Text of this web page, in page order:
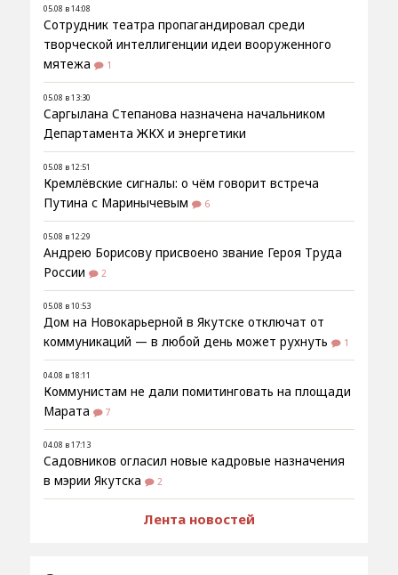
05.08 в 14:08
Сотрудник театра пропагандировал среди
творческой интеллигенции идеи вооруженного
мятежа
1
05.08 в 13:30
Саргылана Степанова назначена начальником
Департамента ЖКХ и энергетики
05.08 в 12:51
Кремлёвские сигналы: о чём говорит встреча
Путина с Маринычевым
6
05.08 в 12:29
Андрею Борисову присвоено звание Героя Труда
России
2
05.08 в 10:53
Дом на Новокарьерной в Якутске отключат от
коммуникаций — в любой день может рухнуть
1
04.08 в 18:11
Коммунистам не дали помитинговать на площади
Марата
7
04.08 в 17:13
Садовников огласил новые кадровые назначения
в мэрии Якутска
2
Лента новостей